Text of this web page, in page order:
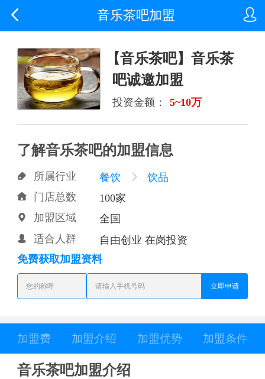

 音乐茶吧加盟
【音乐茶吧】音乐茶
吧诚邀加盟
投资金额： 5~10万
了解音乐茶吧的加盟信息
 所属行业 餐饮  饮品
 门店总数 100家
 加盟区域 全国
 适合人群
自由创业 在岗投资
免费获取加盟资料
立即申请
加盟费 加盟介绍 加盟优势 加盟条件
音乐茶吧加盟介绍